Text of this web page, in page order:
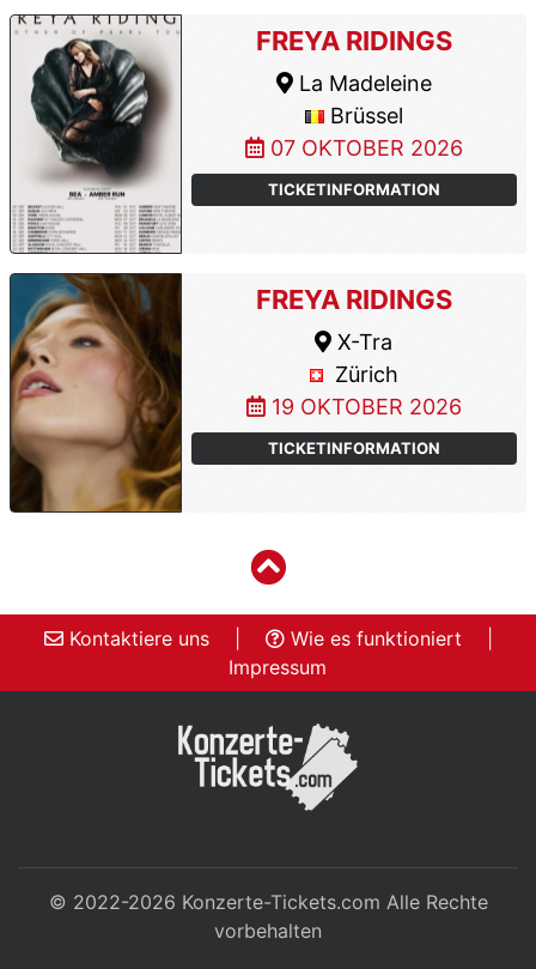
FREYA RIDINGS
La Madeleine
Brüssel
07 OKTOBER 2026
TICKETINFORMATION
FREYA RIDINGS
X-Tra
Zürich
19 OKTOBER 2026
TICKETINFORMATION
Kontaktiere uns Wie es funktioniert
Impressum
© 2022-2026 Konzerte-Tickets.com Alle Rechte
vorbehalten